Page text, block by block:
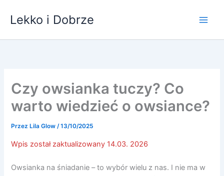
Lekko i Dobrze
Czy owsianka tuczy? Co
warto wiedzieć o owsiance?
Przez Lila Glow/13/10/2025
Wpis został zaktualizowany 14.03. 2026
Owsianka na śniadanie – to wybór wielu z nas. I nie ma w